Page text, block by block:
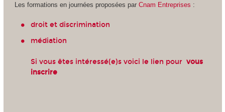
Les formations en journées proposées par Cnam Entreprises :
droit et discrimination
médiation
Si vous êtes intéressé(e)s voici le lien pour vous
inscrire